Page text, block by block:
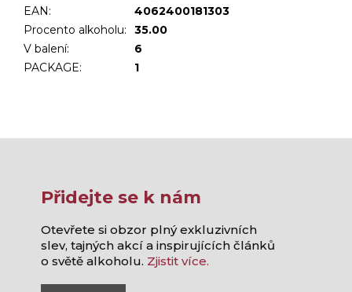
EAN:
4062400181303
Procento alkoholu:
35.00
V balení:
6
PACKAGE: 1
Přidejte se k nám
Otevřete si obzor plný exkluzivních
slev, tajných akcí a inspirujících článků
o světě alkoholu. Zjistit více.